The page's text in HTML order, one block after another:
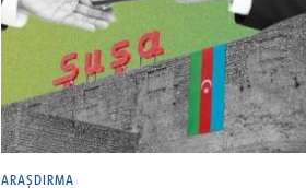
ARAŞDIRMA